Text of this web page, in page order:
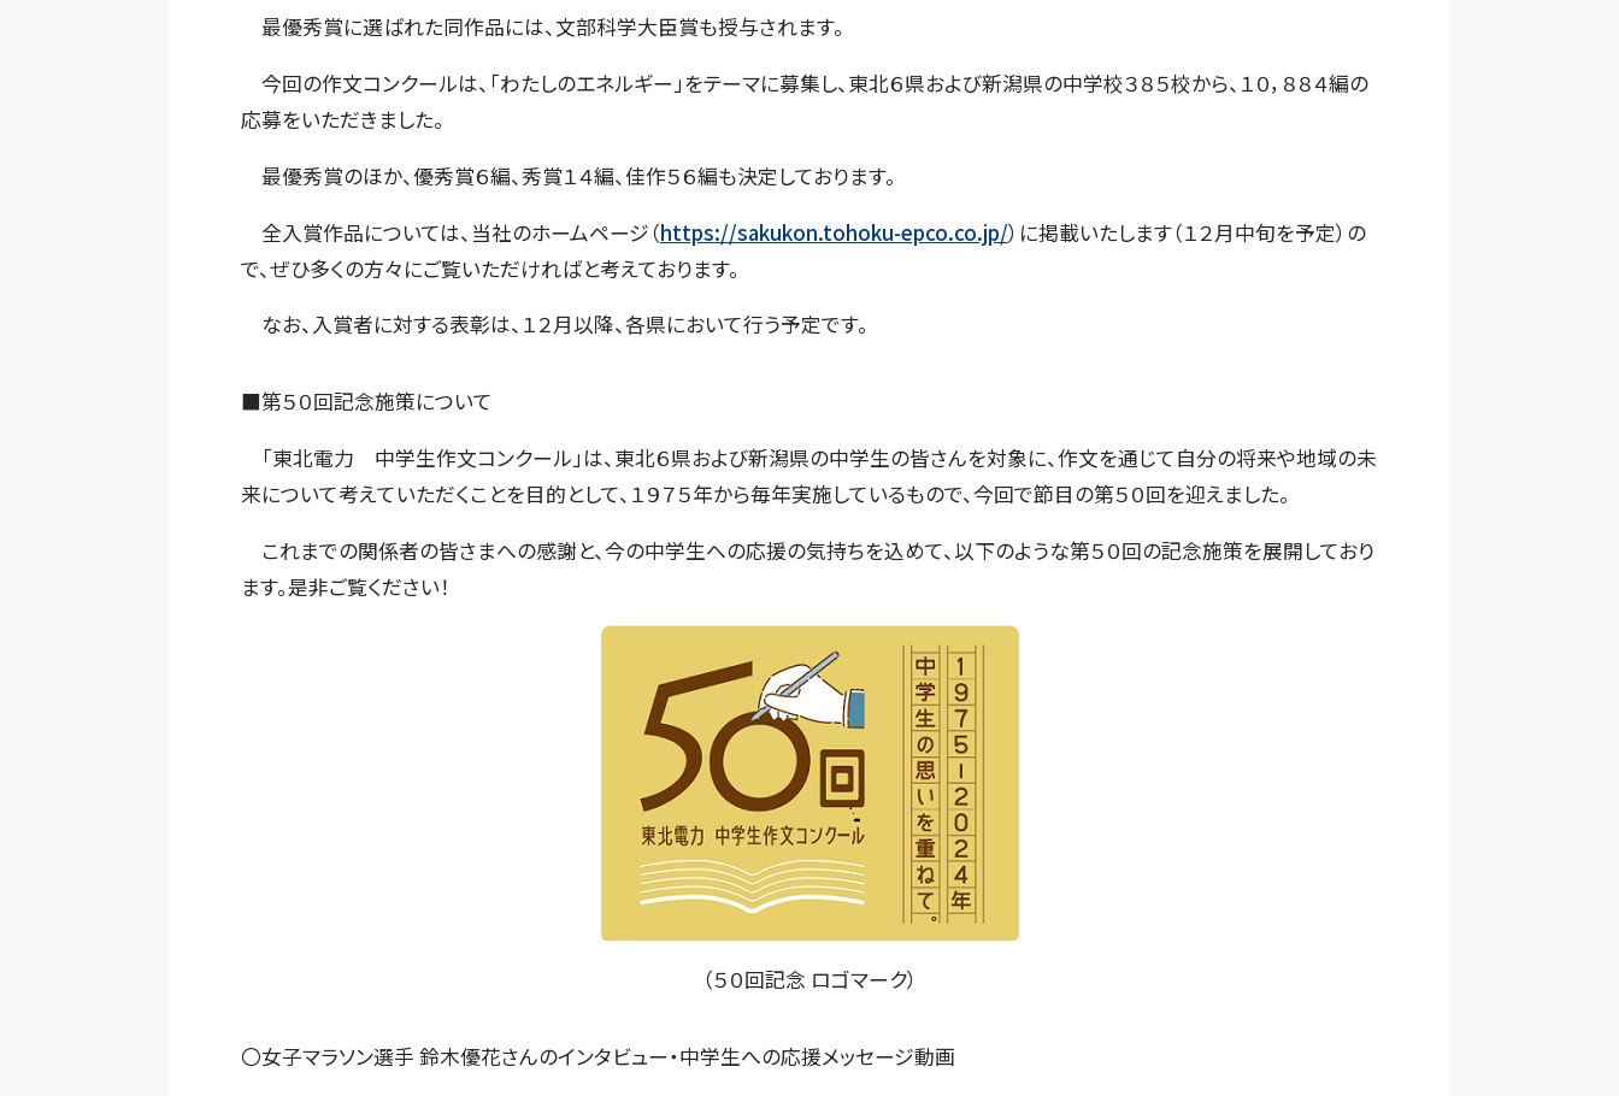
最優秀賞に選ばれた同作品には、文部科学大臣賞も授与されます。
今回の作文コンクールは、「わたしのエネルギー」をテーマに募集し、東北６県および新潟県の中学校３８５校から、１０，８８４編の
応募をいただきました。
最優秀賞のほか、優秀賞６編、秀賞１４編、佳作５６編も決定しております。
全入賞作品については、当社のホームページ（https://sakukon.tohoku-epco.co.jp/）に掲載いたします（１２月中旬を予定）の
で、ぜひ多くの方々にご覧いただければと考えております。
なお、入賞者に対する表彰は、１２月以降、各県において行う予定です。
■第５０回記念施策について
「東北電力 中学生作文コンクール」は、東北６県および新潟県の中学生の皆さんを対象に、作文を通じて自分の将来や地域の未
来について考えていただくことを目的として、１９７５年から毎年実施しているもので、今回で節目の第５０回を迎えました。
これまでの関係者の皆さまへの感謝と、今の中学生への応援の気持ちを込めて、以下のような第５０回の記念施策を展開しており
ます。是非ご覧ください！
（５０回記念 ロゴマーク）
〇女子マラソン選手 鈴木優花さんのインタビュー・中学生への応援メッセージ動画